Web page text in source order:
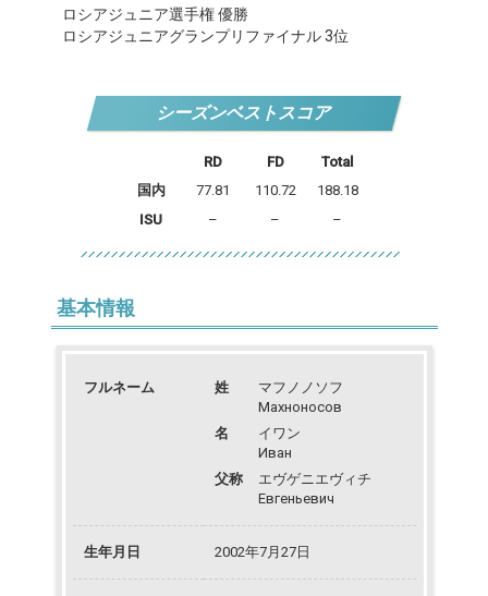
ロシアジュニア選手権 優勝
ロシアジュニアグランプリファイナル 3位
シーズンベストスコア
RD FD
Total
国内
77.81 110.72
188.18
ISU
– – –
基本情報
フルネーム 姓
マフノノソフ
Махноносов
名
イワン
Иван
父称
エヴゲニエヴィチ
Евгеньевич
生年月日 2002年7月27日